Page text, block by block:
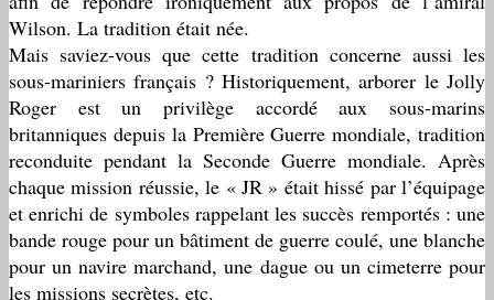
Wilson. La tradition était née.
Mais saviez-vous que cette tradition concerne aussi les
sous-mariniers français ? Historiquement, arborer le Jolly
Roger est un privilège accordé aux sous-marins
britanniques depuis la Première Guerre mondiale, tradition
reconduite pendant la Seconde Guerre mondiale. Après
chaque mission réussie, le « JR » était hissé par l’équipage
et enrichi de symboles rappelant les succès remportés : une
bande rouge pour un bâtiment de guerre coulé, une blanche
pour un navire marchand, une dague ou un cimeterre pour
les missions secrètes, etc.